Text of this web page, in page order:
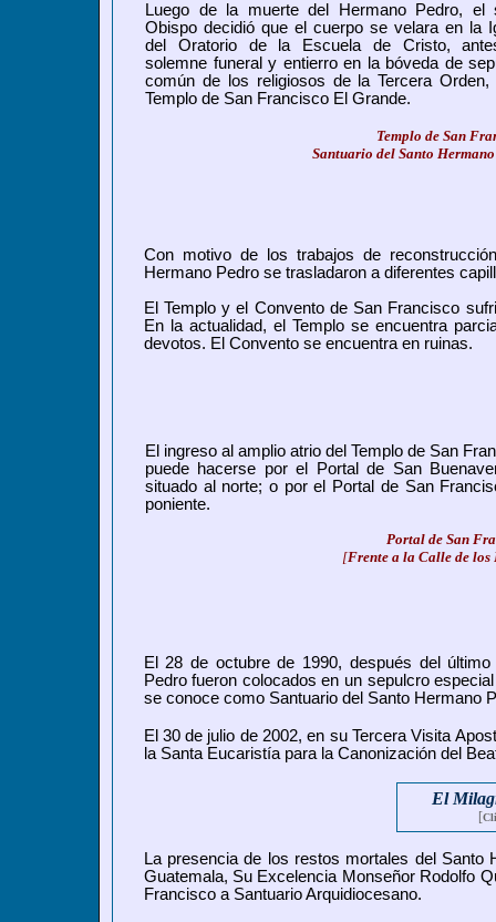
Luego de la muerte del Hermano Pedro, el
Obispo decidió que el cuerpo se velara en la
del Oratorio de la Escuela de Cristo,
solemne funeral y entierro en la bóveda de
común de los religiosos de la Tercera Orden,
Templo de San Francisco El Grande.
Templo de San
Santuario del Santo
Con motivo de los trabajos de
Hermano Pedro se trasladaron a diferentes
El Templo y el Convento de San Francisco
En la actualidad, el Templo se encuentra
devotos. El Convento se encuentra en ruinas.
El ingreso al amplio atrio del Templo de San
puede hacerse por el Portal de San
situado al norte; o por el Portal de San
poniente.
Portal de San
[Frente a la Calle de los
El 28 de octubre de 1990, después del
Pedro fueron colocados en un sepulcro
se conoce como Santuario del Santo Hermano
El 30 de julio de 2002, en su Tercera Visita
la Santa Eucaristía para la Canonización del
El
[
La presencia de los restos mortales del
Guatemala, Su Excelencia Monseñor Rodolfo
Francisco a Santuario Arquidiocesano.